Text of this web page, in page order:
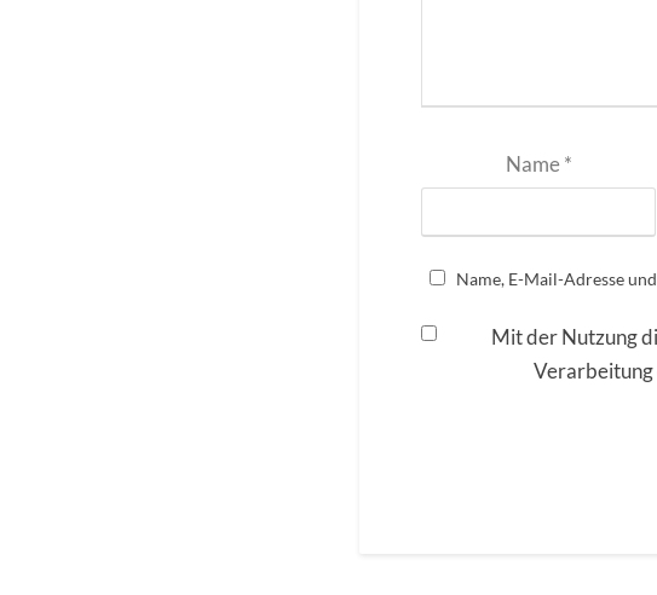
Name*
Name, E-Mail-Adresse
Mit der Nutzung
Verarbeitung